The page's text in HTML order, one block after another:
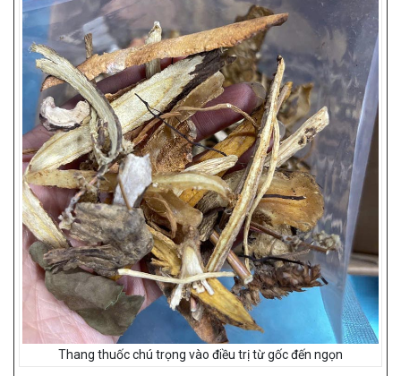
Thang thuốc chú trọng vào điều trị từ gốc đến ngọn